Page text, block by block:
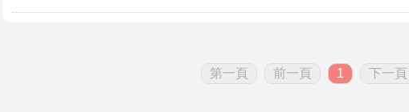
第一頁 前一頁 1 下一頁